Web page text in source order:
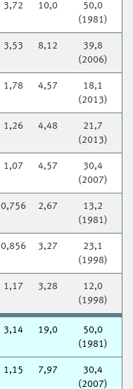
3,72 10,0
50,0
(1981)
3,53 8,12
39,8
(2006)
1,78 4,57
18,1
(2013)
1,26 4,48
21,7
(2013)
1,07 4,57
30,4
(2007)
0,756 2,67
13,2
(1981)
0,856 3,27
23,1
(1998)
1,17 3,28
12,0
(1998)
3,14 19,0
50,0
(1981)
1,15 7,97
30,4
(2007)